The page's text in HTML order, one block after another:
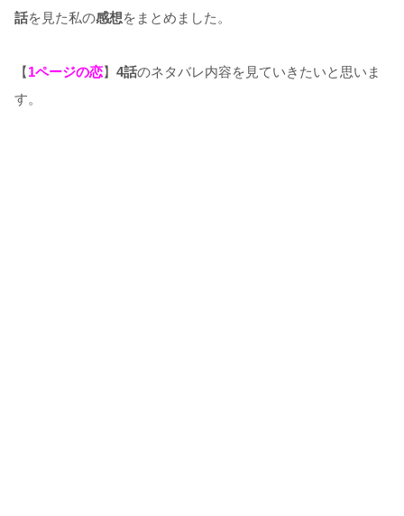
話を見た私の感想をまとめました。
【1ページの恋】 4話のネタバレ内容を見ていきたいと思いま
す。